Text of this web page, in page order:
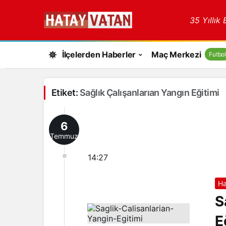
35 Yıllık
İlçelerden Haberler Maç Merkezi Futbol
Etiket: Sağlık Çalışanlarıan Yangın Eğitimi
6
Temmuz
14:27